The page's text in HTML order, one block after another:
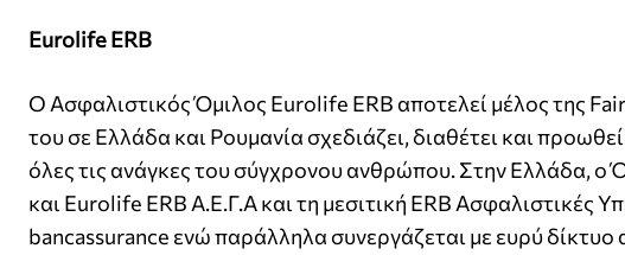
Eurolife ERB
Ο Ασφαλιστικός Όμιλος Eurolife ERB αποτελεί μέλος της
του σε Ελλάδα και Ρουμανία σχεδιάζει, διαθέτει και
όλες τις ανάγκες του σύγχρονου ανθρώπου. Στην Ελλάδα, ο
και Eurolife ERB Α.Ε.Γ.Α και τη μεσιτική ERB Ασφαλιστικές
bancassurance ενώ παράλληλα συνεργάζεται με ευρύ